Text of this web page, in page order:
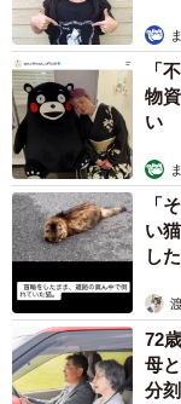
「
物
い
「
い
し
72
母
分